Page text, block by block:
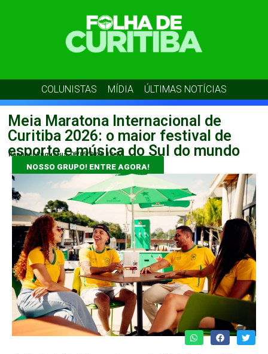
COLUNISTAS MÍDIA ÚLTIMAS NOTÍCIAS
Meia Maratona Internacional de
Curitiba 2026: o maior festival de
esporte e música do Sul do mundo
Raphael Augustus 08/05/2026 13:47
NOSSO GRUPO! ENTRE AGORA!